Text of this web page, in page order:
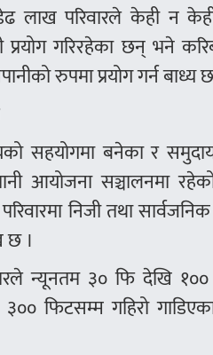
लाख परिवारले केही न
प्रयोग गरिरहेका छन् भने
रुपमा प्रयोग गर्न बाध्य
सहयोगमा बनेका र
आयोजना सञ्चालनमा
निजी तथा सार्वजनिक
छ ।
न्यूनतम ३० फि देखि १००
फिटसम्म गहिरो